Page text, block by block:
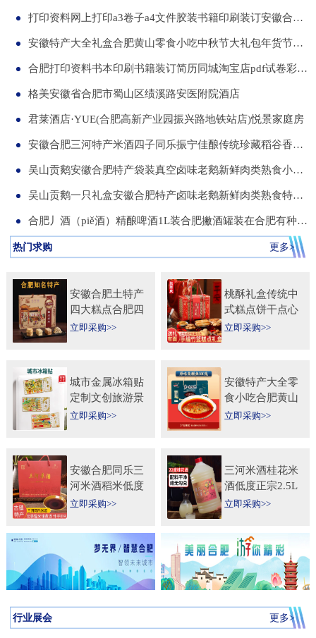
打印资料网上打印a3卷子a4文件胶装书籍印刷装订安徽合肥同城服务
安徽特产大全礼盒合肥黄山零食小吃中秋节大礼包年货节送伴手礼品
合肥打印资料书本印刷书籍装订简历同城淘宝店pdf试卷彩色a34讲义
格美安徽省合肥市蜀山区绩溪路安医附院酒店
君莱酒店·YUE(合肥高新产业园振兴路地铁站店)悦景家庭房
安徽合肥三河特产米酒四子同乐振宁佳酿传统珍藏稻谷香一箱两瓶
吴山贡鹅安徽合肥特产袋装真空卤味老鹅新鲜肉类熟食小吃包河发货
吴山贡鹅一只礼盒安徽合肥特产卤味老鹅新鲜肉类熟食特色小吃包邮
合肥丿酒（piě酒）精酿啤酒1L装合肥撇酒罐装在合肥有种局叫丿酒
热门求购 更多>
安徽合肥土特产
四大糕点合肥四
大名点礼盒零食
立即采购>>
桃酥礼盒传统中
式糕点饼干点心
特产食品伴手礼
立即采购>>
城市金属冰箱贴
定制文创旅游景
区纪念礼品定做
立即采购>>
安徽特产大全零
食小吃合肥黄山
烧饼糕点臭鳜鱼
立即采购>>
安徽合肥同乐三
河米酒稻米低度
甜黄酒坛装
送礼自饮
立即采购>>
三河米酒桂花米
酒低度正宗2.5L
桶纯手工安徽糯
立即采购>>
行业展会 更多>